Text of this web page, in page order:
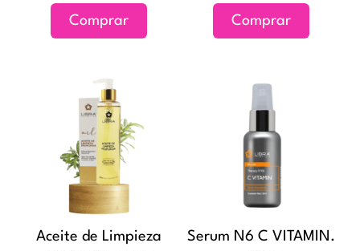
Comprar Comprar
Aceite de Limpieza
Serum N6 C VITAMIN.